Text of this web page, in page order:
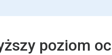
poziom